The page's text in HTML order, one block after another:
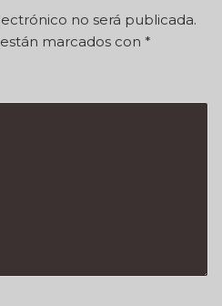
no será publicada.
marcados con *